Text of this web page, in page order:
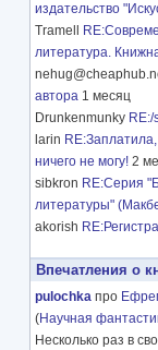
издательство
Tramell
литература.
автора 1 месяц
Drunkenmunky RE:/
larin
ничего не могу! 2
sibkron RE:Серия
литературы"
akorish
Впечатления о
pulochka про
(Научная
Несколько раз в